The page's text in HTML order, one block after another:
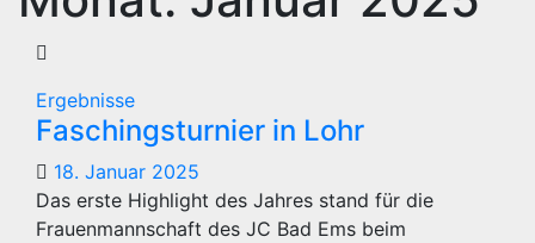
Ergebnisse
Faschingsturnier in Lohr
18. Januar 2025
Das erste Highlight des Jahres stand für die
Frauenmannschaft des JC Bad Ems beim